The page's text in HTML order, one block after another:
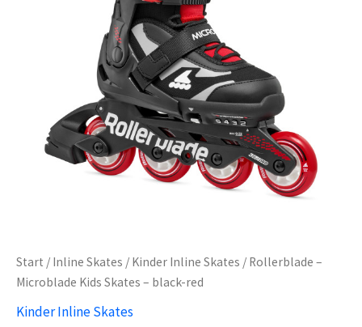
Start / Inline Skates / Kinder Inline Skates / Rollerblade –
Microblade Kids Skates – black-red
Kinder Inline Skates